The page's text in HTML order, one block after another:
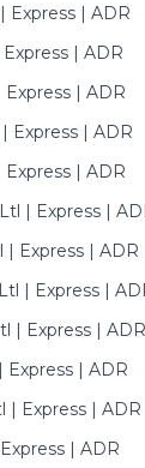
| Express| ADR
Express| ADR
Express| ADR
| Express| ADR
Express| ADR
Ltl | Express|
| Express| ADR
Ltl | Express|
| Express| ADR
| Express| ADR
| Express| ADR
Express| ADR